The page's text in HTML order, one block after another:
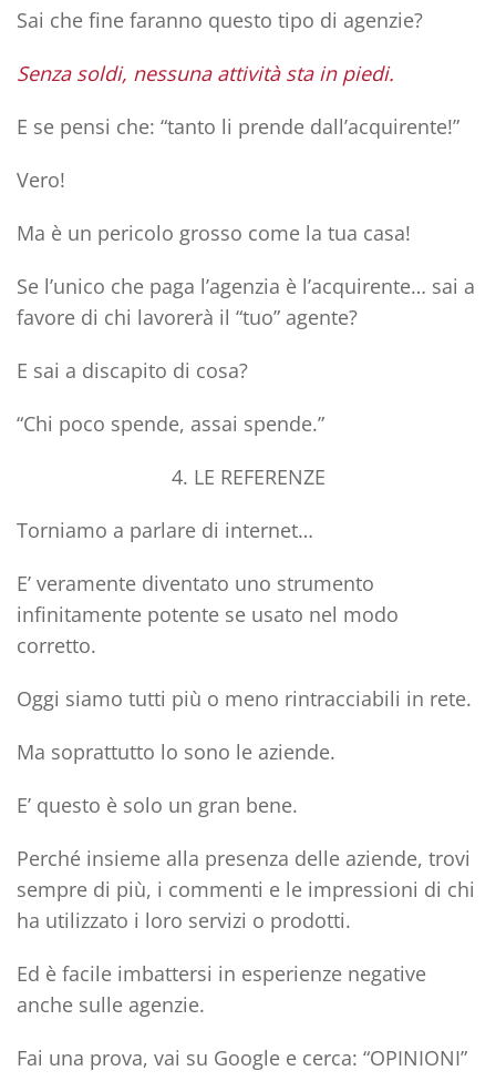
Sai che fine faranno questo tipo di agenzie?
Senza soldi, nessuna attività sta in piedi.
E se pensi che: “tanto li prende dall’acquirente!”
Vero!
Ma è un pericolo grosso come la tua casa!
Se l’unico che paga l’agenzia è l’acquirente… sai a
favore di chi lavorerà il “tuo” agente?
E sai a discapito di cosa?
“Chi poco spende, assai spende.”
4. LE REFERENZE
Torniamo a parlare di internet…
E’ veramente diventato uno strumento
infinitamente potente se usato nel modo
corretto.
Oggi siamo tutti più o meno rintracciabili in rete.
Ma soprattutto lo sono le aziende.
E’ questo è solo un gran bene.
Perché insieme alla presenza delle aziende, trovi
sempre di più, i commenti e le impressioni di chi
ha utilizzato i loro servizi o prodotti.
Ed è facile imbattersi in esperienze negative
anche sulle agenzie.
Fai una prova, vai su Google e cerca: “OPINIONI”